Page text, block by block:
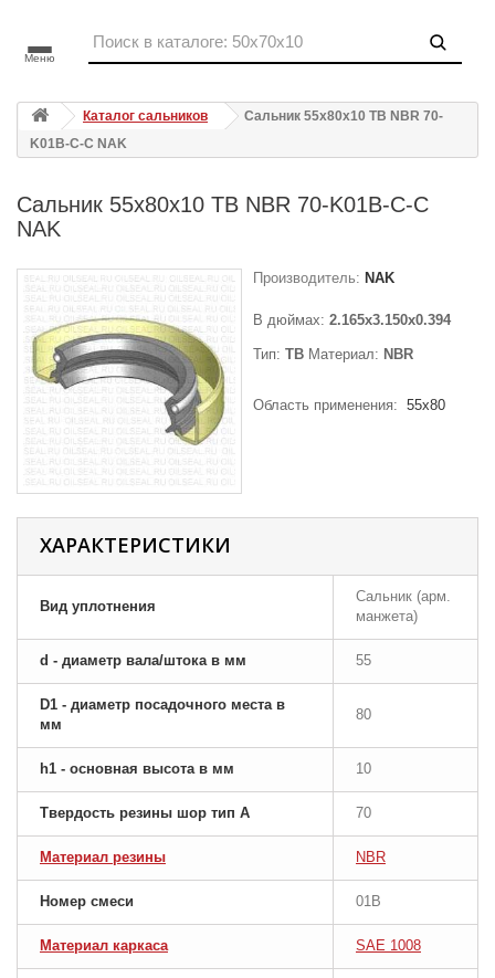
Меню
Каталог сальников
Сальник 55x80x10 TB NBR 70-
K01B-C-C NAK
Сальник 55x80x10 TB NBR 70-K01B-C-C
NAK
Производитель: NAK
В дюймах: 2.165x3.150x0.394
Тип: TB Материал: NBR
Область применения: 55x80
ХАРАКТЕРИСТИКИ
Вид уплотнения
Сальник (арм.
манжета)
d - диаметр вала/штока в мм 55
D1 - диаметр посадочного места в
мм
80
h1 - основная высота в мм 10
Твердость резины шор тип A 70
Материал резины NBR
Номер смеси 01B
Материал каркаса SAE 1008